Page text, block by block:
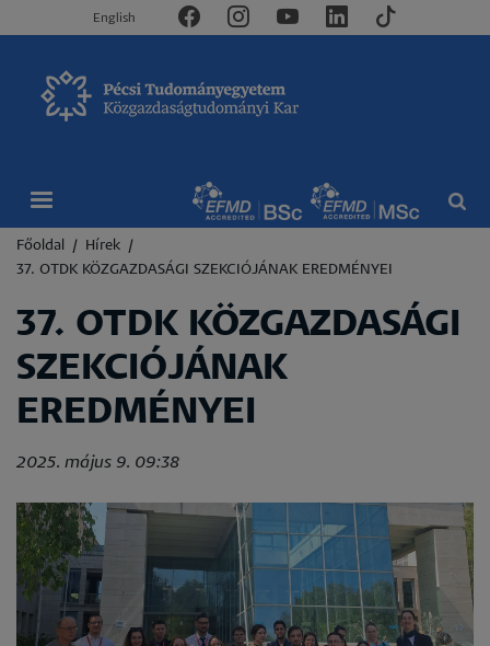
English
Morzsa
Főoldal
Hírek
37. OTDK KÖZGAZDASÁGI SZEKCIÓJÁNAK EREDMÉNYEI
37. OTDK KÖZGAZDASÁGI
SZEKCIÓJÁNAK
EREDMÉNYEI
2025. május 9. 09:38